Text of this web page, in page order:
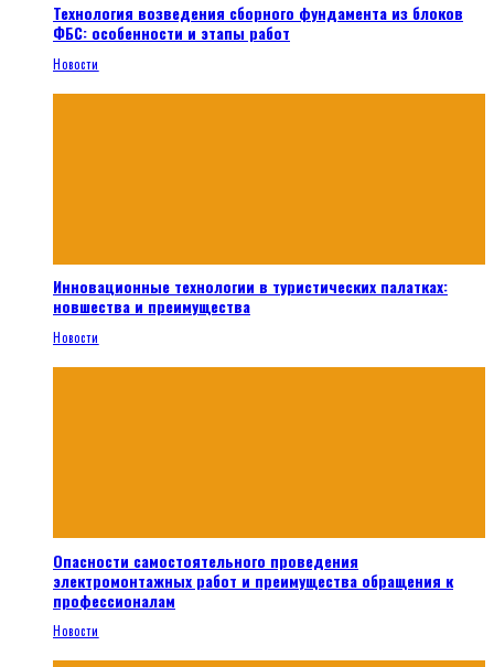
Технология возведения сборного фундамента из блоков
ФБС: особенности и этапы работ
Новости
Инновационные технологии в туристических палатках:
новшества и преимущества
Новости
Опасности самостоятельного проведения
электромонтажных работ и преимущества обращения к
профессионалам
Новости